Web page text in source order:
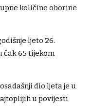
količine oborine
ljeto 26.
čak 65 tijekom
dio ljeta je u
u povijesti